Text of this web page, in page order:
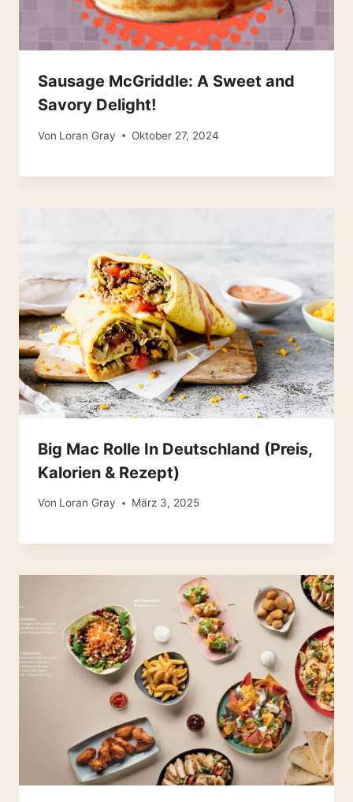
Sausage McGriddle: A Sweet and
Savory Delight!
Von Loran Gray Oktober 27, 2024
Big Mac Rolle In Deutschland (Preis,
Kalorien & Rezept)
Von Loran Gray März 3, 2025